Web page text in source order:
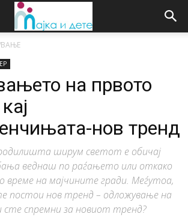
на првото
нов тренд
ширум светот е обичај
веднаш по раѓањето или откако
време на мајчините гради. Меѓутоа,
постои нов тренд – одложување на
спремни за новиот тренд?